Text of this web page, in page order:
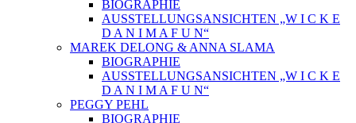
BIOGRAPHIE
AUSSTELLUNGSANSICHTEN „W I C K E
D A N I M A F U N“
MAREK DELONG & ANNA SLAMA
BIOGRAPHIE
AUSSTELLUNGSANSICHTEN „W I C K E
D A N I M A F U N“
PEGGY PEHL
BIOGRAPHIE